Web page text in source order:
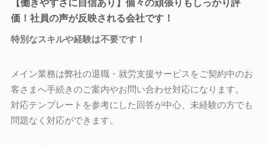
【働きやすさに自信あり】個々の頑張りもしっかり評
価！社員の声が反映される会社です！
特別なスキルや経験は不要です！
メイン業務は弊社の退職・就労支援サービスをご契約中のお
客さまへ手続きのご案内やお問い合わせ対応になります。
対応テンプレートを参考にした回答が中心、未経験の方でも
問題なく対応ができます。